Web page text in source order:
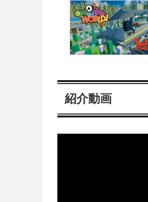
紹介動画